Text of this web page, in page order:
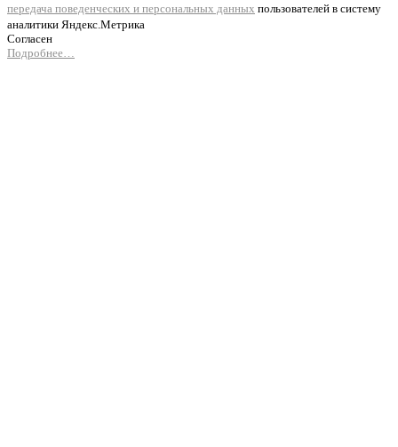
передача поведенческих и персональных данных пользователей в систему
аналитики Яндекс.Метрика
Согласен
Подробнее…